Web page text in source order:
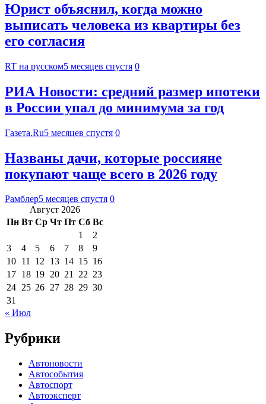
Юрист объяснил, когда можно
выписать человека из квартиры без
его согласия
RT на русском5 месяцев спустя 0
РИА Новости: средний размер ипотеки
в России упал до минимума за год
Газета.Ru5 месяцев спустя 0
Названы дачи, которые россияне
покупают чаще всего в 2026 году
Рамблер5 месяцев спустя 0
Август 2026
Пн Вт Ср Чт Пт Сб Вс
1
2
3
4 5 6 7 8
9
10 11 12 13 14 15 16
17 18 19 20 21 22 23
24 25 26 27 28 29 30
31
« Июл
Рубрики
Автоновости
Автособытия
Автоспорт
Автоэксперт